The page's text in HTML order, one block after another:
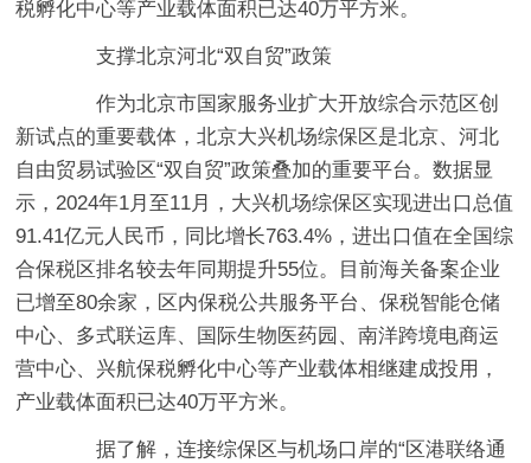
税孵化中心等产业载体面积已达40万平方米。
支撑北京河北“双自贸”政策
作为北京市国家服务业扩大开放综合示范区创
新试点的重要载体，北京大兴机场综保区是北京、河北
自由贸易试验区“双自贸”政策叠加的重要平台。数据显
示，2024年1月至11月，大兴机场综保区实现进出口总值
91.41亿元人民币，同比增长763.4%，进出口值在全国综
合保税区排名较去年同期提升55位。目前海关备案企业
已增至80余家，区内保税公共服务平台、保税智能仓储
中心、多式联运库、国际生物医药园、南洋跨境电商运
营中心、兴航保税孵化中心等产业载体相继建成投用，
产业载体面积已达40万平方米。
据了解，连接综保区与机场口岸的“区港联络通